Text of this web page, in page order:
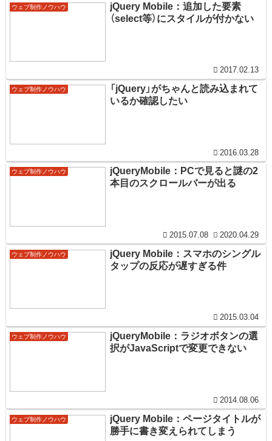
ウェブ制作ノウハウ
jQuery Mobile：追加した要素
（select等）にスタイルが付かない
2017.02.13
ウェブ制作ノウハウ
「jQuery」がちゃんと読み込まれて
いるか確認したい
2016.03.28
ウェブ制作ノウハウ
jQueryMobile：PCで見ると謎の2
本目のスクロールバーが出る
2015.07.08 2020.04.29
ウェブ制作ノウハウ
jQuery Mobile：スマホのシングル
タップの反応が遅すぎる件
2015.03.04
ウェブ制作ノウハウ
jQueryMobile：ラジオボタンの選
択がJavaScriptで変更できない
2014.08.06
ウェブ制作ノウハウ
jQuery Mobile：ページタイトルが
勝手に書き変えられてしまう